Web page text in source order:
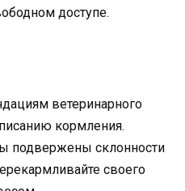
доступе.
ветеринарного
кормления.
подвержены склонности
своего